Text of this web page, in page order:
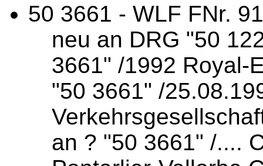
50 3661 - WLF FNr.
neu an DRG "50
3661" /1992 Royal-
"50 3661" /
an ? "50 3661" /....